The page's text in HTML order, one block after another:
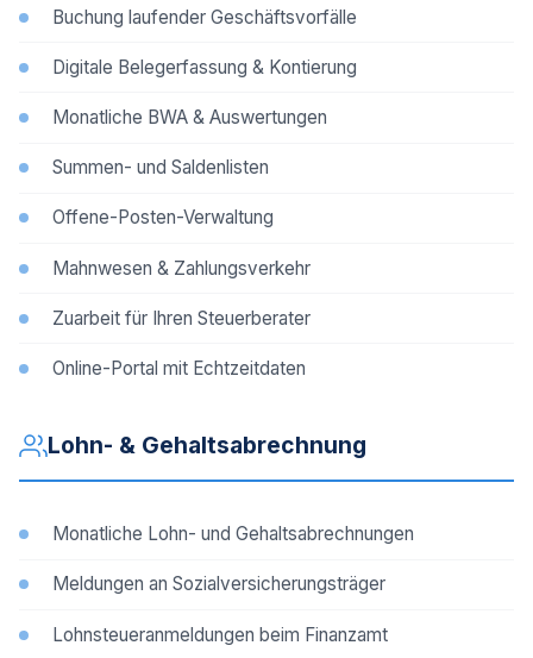
Buchung laufender Geschäftsvorfälle
Digitale Belegerfassung & Kontierung
Monatliche BWA & Auswertungen
Summen- und Saldenlisten
Offene-Posten-Verwaltung
Mahnwesen & Zahlungsverkehr
Zuarbeit für Ihren Steuerberater
Online-Portal mit Echtzeitdaten
Lohn- & Gehaltsabrechnung
Monatliche Lohn- und Gehaltsabrechnungen
Meldungen an Sozialversicherungsträger
Lohnsteueranmeldungen beim Finanzamt